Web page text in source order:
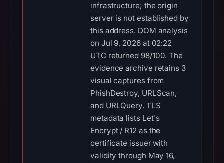
infrastructure; the origin
server is not established by
this address. DOM analysis
on Jul 9, 2026 at 02:22
UTC returned 98/100. The
evidence archive retains 3
visual captures from
PhishDestroy, URLScan,
and URLQuery. TLS
metadata lists Let's
Encrypt / R12 as the
certificate issuer with
validity through May 16,